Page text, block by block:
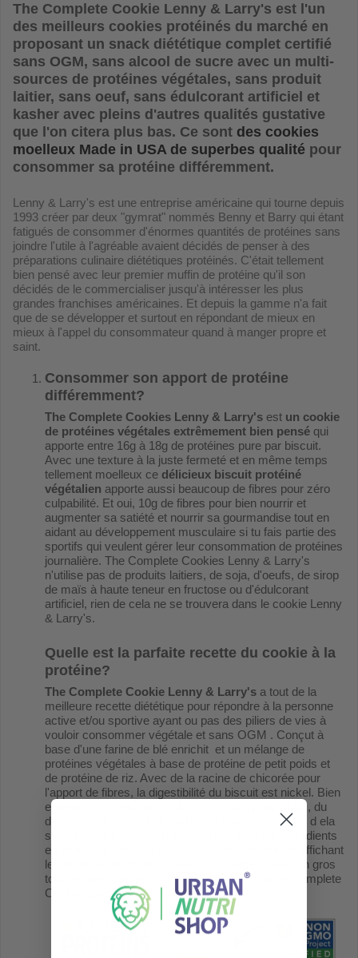
The Complete Cookie Lenny & Larry's est l'un
des meilleurs cookies protéinés du marché en
proposant un snack diététique complet certifié
sans OGM, sans alcool de sucre avec un multi-
sources de protéines végétales, sans produit
laitier, sans oeuf, sans édulcorant artificiel et
kasher avec pleins d'autres qualités gustative
que l'on citera plus bas. Ce sont des cookies
moelleux Made in USA de superbes qualité pour
consommer sa protéine différemment.
Lenny & Larry's est une entreprise américaine qui tourne depuis
1993 créer par deux "gymrat" nommés Benny et Barry qui étant
fatigués de consommer d'énormes quantités de protéines sans
joindre l'utile à l'agréable avaient décidés de penser à des
préparations culinaire diététiques protéinés. C'était tellement
bien pensé avec leur premier muffin de protéine qu'il son
décidés de le commercialiser jusqu'à intéresser les plus
grandes franchises américaines. Et depuis la gamme n'a fait
que de se développer et surtout en répondant de mieux en
mieux à l'appel du consommateur quand à manger propre et
saint.
Consommer son apport de protéine
différemment?
The Complete Cookies Lenny & Larry's est un cookie
de protéines végétales extrêmement bien pensé qui
apporte entre 16g à 18g de protéines pure par biscuit.
Avec une texture à la juste fermeté et en même temps
tellement moelleux ce délicieux biscuit protéiné
végétalien apporte aussi beaucoup de fibres pour zéro
culpabilité. Et oui, 10g de fibres pour bien nourrir et
augmenter sa satiété et nourrir sa gourmandise tout en
aidant au développement musculaire si tu fais partie des
sportifs qui veulent gérer leur consommation de protéines
journalière. The Complete Cookies Lenny & Larry's
n'utilise pas de produits laitiers, de soja, d'oeufs, de sirop
de maïs à haute teneur en fructose ou d'édulcorant
artificiel, rien de cela ne se trouvera dans le cookie Lenny
& Larry's.
Quelle est la parfaite recette du cookie à la
protéine?
The Complete Cookie Lenny & Larry's a tout de la
meilleure recette diététique pour répondre à la personne
active et/ou sportive ayant ou pas des piliers de vies à
vouloir consommer végétale et sans OGM . Conçut à
base d'une farine de blé enrichit et un mélange de
protéines végétales à base de protéine de petit poids et
de protéine de riz. Avec de la racine de chicorée pour
l'apport de fibres, la digestibilité du biscuit est nickel. Bien
entendu il y a aura aussi du sucre (24g pour 114g), du
dextrose, de l'extrait de vanille ou autre en fonction d ela
saveur choisit...Tu pourras retrouver tous les ingrédients
en allant voir une des images de téléchargement affichant
les informations nutritionnelles du cookies. Mais en gros
tout ce que tu ne veux pas ne sera pas dans le Complete
Cookie Lenny & Larry's.